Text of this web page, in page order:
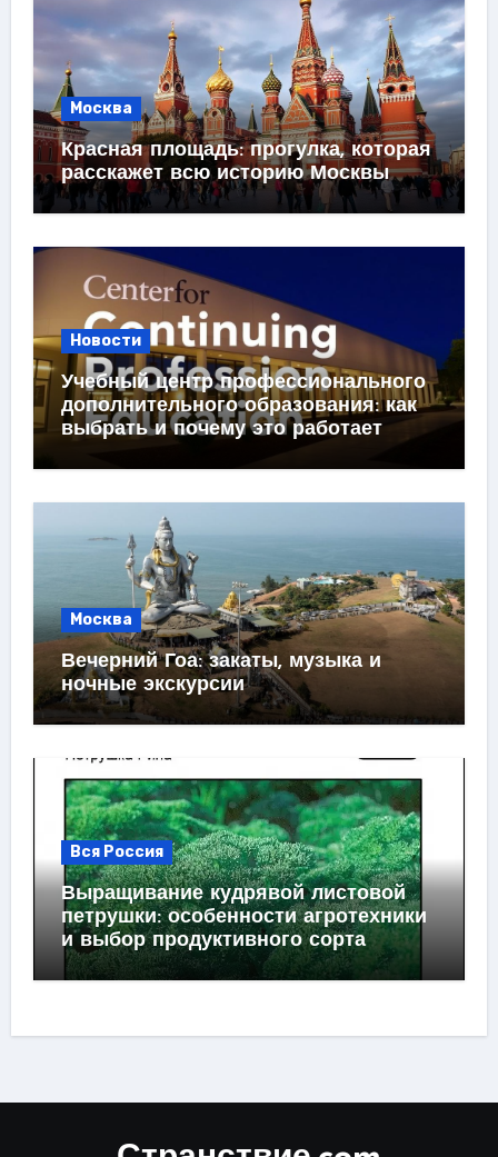
Москва
Красная площадь: прогулка, которая
расскажет всю историю Москвы
Новости
Учебный центр профессионального
дополнительного образования: как
выбрать и почему это работает
Москва
Вечерний Гоа: закаты, музыка и
ночные экскурсии
Вся Россия
Выращивание кудрявой листовой
петрушки: особенности агротехники
и выбор продуктивного сорта